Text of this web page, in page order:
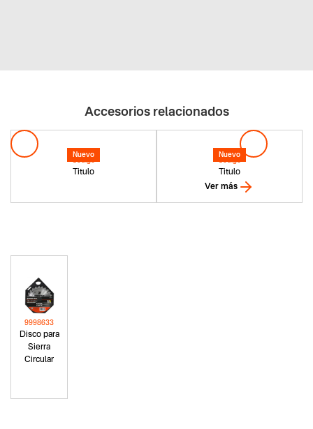
Accesorios relacionados
Nuevo
Titulo
Codigo
Nuevo
Titulo
Codigo
Ver más
Disco para
Sierra
Circular
9998633